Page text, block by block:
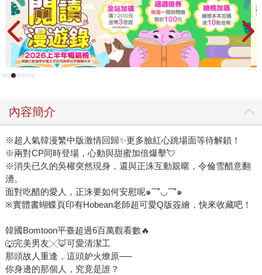
內容簡介
※超人氣韓漫繁中版激情回歸✨更多臉紅心跳場面等待解鎖！
※兩對CP同時登場，心動與甜蜜加倍爆擊💘
※消失已久的吳權突然現身，還與正洙互動親暱，令倫雪醋意翻
湧。
面對吃醋的愛人，正洙要如何安慰呢๑乛◡乛๑
※實體書蝴蝶頁印有Hobean老師超可愛Q版簽繪，快來收藏吧！
韓國Bomtoon平臺超過6百萬觀看數🔥
🐺完美男友╳🦊可愛清潔工
那頭故人重逢，這頭妒火燎原──
你身邊的那個人，究竟是誰？